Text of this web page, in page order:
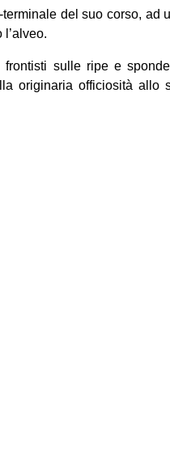
del suo corso, ad
sulle ripe e
originaria officiosità allo